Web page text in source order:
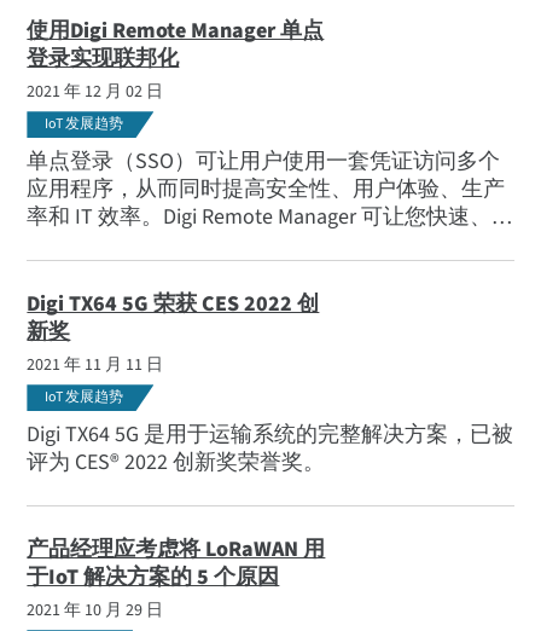
使用Digi Remote Manager 单点
登录实现联邦化
2021 年 12 月 02 日
IoT 发展趋势
单点登录（SSO）可让用户使用一套凭证访问多个
应用程序，从而同时提高安全性、用户体验、生产
率和 IT 效率。Digi Remote Manager 可让您快速、轻
Digi TX64 5G 荣获 CES 2022 创
新奖
2021 年 11 月 11 日
IoT 发展趋势
Digi TX64 5G 是用于运输系统的完整解决方案，已被
评为 CES® 2022 创新奖荣誉奖。
产品经理应考虑将 LoRaWAN 用
于IoT 解决方案的 5 个原因
2021 年 10 月 29 日